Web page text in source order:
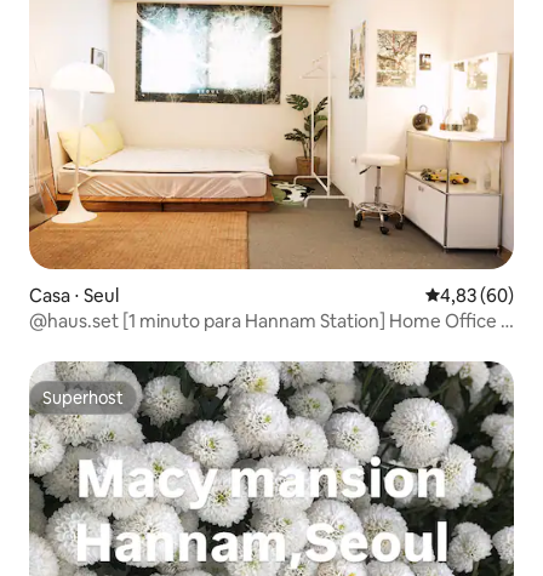
Casa ⋅ Seul 4,83 de uma
4,83 (60)
@haus.set [1 minuto para Hannam Station] Home Office e
Superhost
Superhost